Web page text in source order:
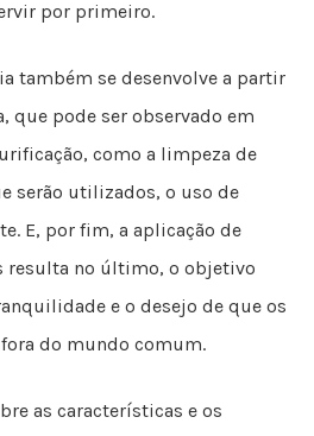
por primeiro.
também se desenvolve a partir
que pode ser observado em
como a limpeza de
serão utilizados, o uso de
E, por fim, a aplicação de
resulta no último, o objetivo
e o desejo de que os
do mundo comum.
as características e os